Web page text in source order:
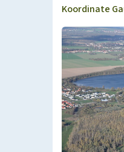
Koordinate